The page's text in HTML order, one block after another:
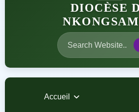
DIOCÈSE
Accueil